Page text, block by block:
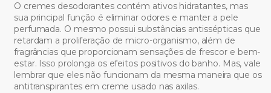
O cremes desodorantes contém ativos hidratantes, mas
sua principal função é eliminar odores e manter a pele
perfumada. O mesmo possui substâncias antissépticas que
retardam a proliferação de micro-organismo, além de
fragrâncias que proporcionam sensações de frescor e bem-
estar. Isso prolonga os efeitos positivos do banho. Mas, vale
lembrar que eles não funcionam da mesma maneira que os
antitranspirantes em creme usado nas axilas.